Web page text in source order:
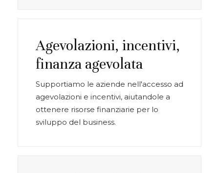
Agevolazioni, incentivi,
finanza agevolata
Supportiamo le aziende nell'accesso ad
agevolazioni e incentivi, aiutandole a
ottenere risorse finanziarie per lo
sviluppo del business.